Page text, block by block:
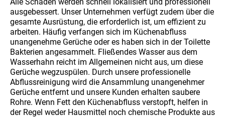
ausgebessert. Unser Unternehmen verfügt zudem über die
gesamte Ausrüstung, die erforderlich ist, um effizient zu
arbeiten. Häufig verfangen sich im Küchenabfluss
unangenehme Gerüche oder es haben sich in der Toilette
Bakterien angesammelt. Fließendes Wasser aus dem
Wasserhahn reicht im Allgemeinen nicht aus, um diese
Gerüche wegzuspülen. Durch unsere professionelle
Abflussreinigung wird die Ansammlung unangenehmer
Gerüche entfernt und unsere Kunden erhalten saubere
Rohre. Wenn Fett den Küchenabfluss verstopft, helfen in
der Regel weder Hausmittel noch chemische Produkte aus